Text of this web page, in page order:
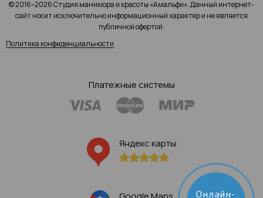
© 2016–2026 Студия маникюра и красоты «Амальфи». Данный интернет-
сайт носит исключительно информационный характер и не является
публичной офертой.
Политика конфиденциальности
Платежные системы
Яндекс карты
Онлайн-